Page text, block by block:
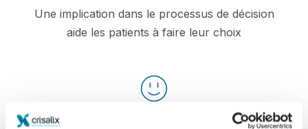
Une implication dans le processus de décision
aide les patients à faire leur choix